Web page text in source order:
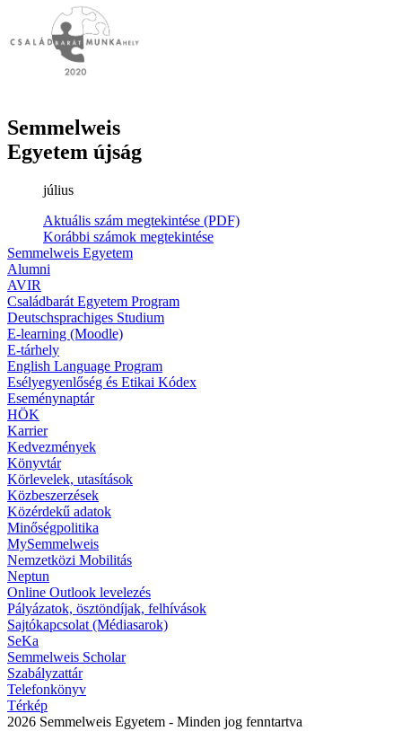
Semmelweis
Egyetem újság
július
Aktuális szám megtekintése (PDF)
Korábbi számok megtekintése
Semmelweis Egyetem
Alumni
AVIR
Családbarát Egyetem Program
Deutschsprachiges Studium
E-learning (Moodle)
E-tárhely
English Language Program
Esélyegyenlőség és Etikai Kódex
Eseménynaptár
HÖK
Karrier
Kedvezmények
Könyvtár
Körlevelek, utasítások
Közbeszerzések
Közérdekű adatok
Minőségpolitika
MySemmelweis
Nemzetközi Mobilitás
Neptun
Online Outlook levelezés
Pályázatok, ösztöndíjak, felhívások
Sajtókapcsolat (Médiasarok)
SeKa
Semmelweis Scholar
Szabályzattár
Telefonkönyv
Térkép
2026 Semmelweis Egyetem - Minden jog fenntartva